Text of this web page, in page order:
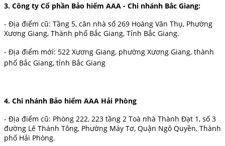
3. Công ty Cổ phần Bảo hiểm AAA - Chi nhánh Bắc Giang:
- Địa điểm cũ: Tầng 5, căn nhà số 269 Hoàng Văn Thụ, Phường
Xương Giang, Thành phố Bắc Giang, Tỉnh Bắc Giang.
- Địa điểm mới: 522 Xương Giang, phường Xương Giang, thành
phố Bắc Giang, tỉnh Bắc Giang
4. Chi nhánh Bảo hiểm AAA Hải Phòng
- Địa điểm cũ: Phòng 222, 223 tầng 2 Toà nhà Thành Đạt 1, số 3
đường Lê Thánh Tông, Phường Máy Tơ, Quận Ngô Quyền, Thành
phố Hải Phòng.